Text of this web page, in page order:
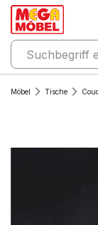
Möbel Tische